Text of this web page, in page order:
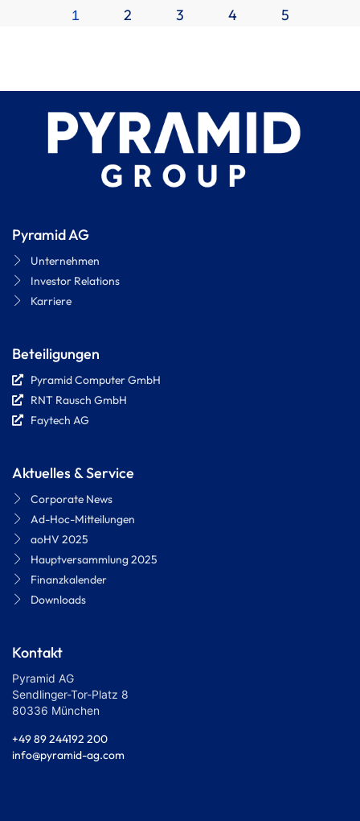
1 2 3 4 5
Pyramid AG
Unternehmen
Investor Relations
Karriere
Beteiligungen
Pyramid Computer GmbH
RNT Rausch GmbH
Faytech AG
Aktuelles & Service
Corporate News
Ad-Hoc-Mitteilungen
aoHV 2025
Hauptversammlung 2025
Finanzkalender
Downloads
Kontakt
Pyramid AG
Sendlinger-Tor-Platz 8
80336 München
+49 89 244192 200
info@pyramid-ag.com